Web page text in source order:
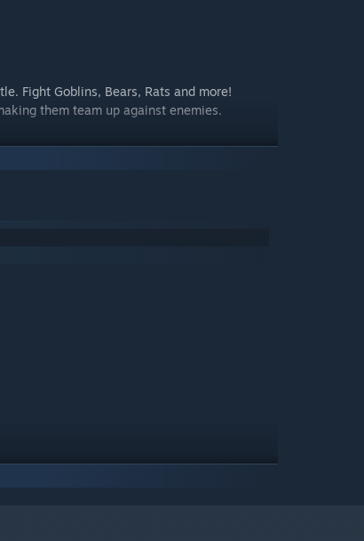
Fight Goblins, Bears, Rats and more!
them team up against enemies.
to create new cards, for example: stack 2